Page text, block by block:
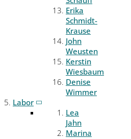
Erika
Schmidt-
Krause
John
Weusten
Kerstin
Wiesbaum
Denise
Wimmer
Labor
Lea
Jahn
Marina